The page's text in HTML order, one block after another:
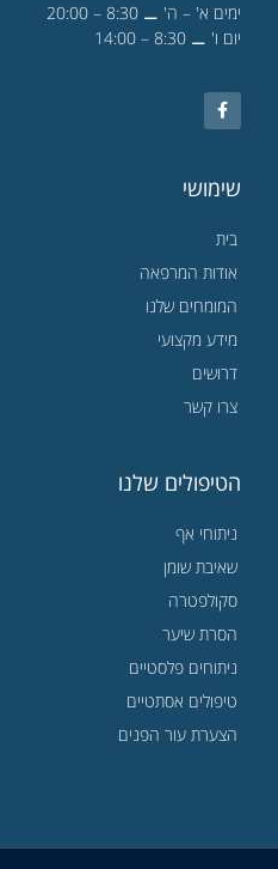
ימים א' – ה' ⚊ 8:30 – 20:00
יום ו' ⚊ 8:30 – 14:00
שימושי
בית
אודות המרפאה
המומחים שלנו
מידע מקצועי
דרושים
צרו קשר
הטיפולים שלנו
ניתוחי אף
שאיבת שומן
סקולפטרה
הסרת שיער
ניתוחים פלסטיים
טיפולים אסתטיים
הצערת עור הפנים